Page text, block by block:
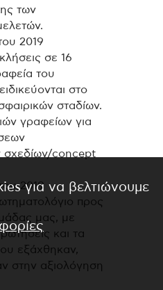
των
2019
σε 16
του
στο
σταδίων.
γραφείων για
σχεδίων/concept
2019
προς
μας, με
και τα
εξάχθηκαν,
στην αξιολόγηση
για να βελτιώνουμε